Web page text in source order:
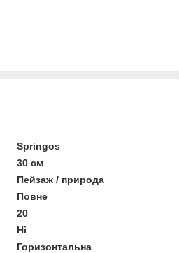
Springos
30 см
Пейзаж / природа
Повне
20
Ні
Горизонтальна